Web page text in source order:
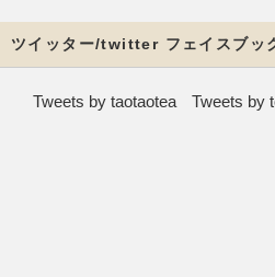
ツイッター/twitter フェイスブ
Tweets by taotaotea Tweets by